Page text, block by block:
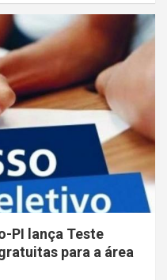
PI lança Teste
para a área